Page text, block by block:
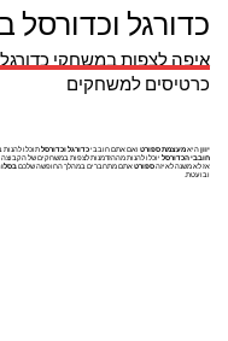
כדורגל וכדורסל
איפה לצפות במשחקי
כרטיסים למשחקים
יווןהיאמעצמת ספורט ואם אתם חובביכדורגל וכדורסלתוכלו
חובבי הכדורסל יוכלו להנות מההזדמנות לצפות במשחקים של
אז לא משנה לאיזהספורטאתם מתחברים במהלך החופשה שלכם
ובועטת.